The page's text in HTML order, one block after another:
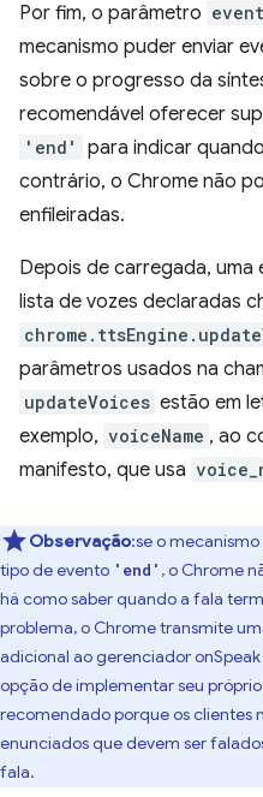
Por fim, o parâmetro
mecanismo puder enviar
sobre o progresso da
recomendável oferecer
'end'
para indicar
contrário, o Chrome não
enfileiradas.
Depois de carregada,
lista de vozes declaradas
parâmetros usados na
updateVoices estão em
exemplo, voiceName , ao
manifesto, que usa
Observação:se o
tipo de evento 'end' , o Chrome
há como saber quando a fala
problema, o Chrome transmite
adicional ao gerenciador
opção de implementar seu
recomendado porque os clientes
enunciados que devem ser
fala.